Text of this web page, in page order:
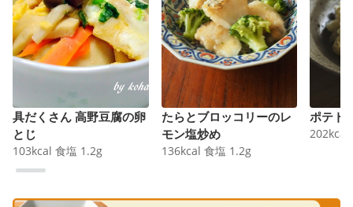
具だくさん 高野豆腐の卵
とじ
103kcal 食塩 1.2g
たらとブロッコリーのレ
モン塩炒め
136kcal 食塩 1.2g
ポテト
202kcal